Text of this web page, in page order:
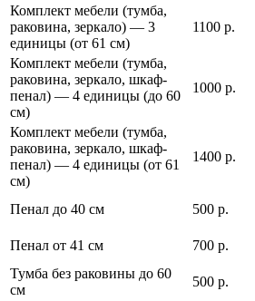
Комплект мебели (тумба,
раковина, зеркало) — 3
единицы (от 61 см)
1100 р.
Комплект мебели (тумба,
раковина, зеркало, шкаф-
пенал) — 4 единицы (до 60
см)
1000 р.
Комплект мебели (тумба,
раковина, зеркало, шкаф-
пенал) — 4 единицы (от 61
см)
1400 р.
Пенал до 40 см 500 р.
Пенал от 41 см
700 р.
Тумба без раковины до 60
см
500 р.